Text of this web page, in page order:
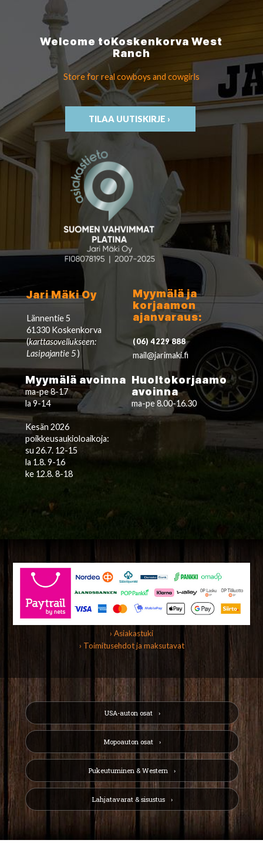
Welcome toKoskenkorvaWest
Ranch
Store for real cowboys and cowgirls
TILAA UUTISKIRJE ›
Jari Mäki Oy
Lännentie 5
61330 Koskenkorva
(karttasovellukseen:
Lasipajantie 5)
Myymälä ja
korjaamon
ajanvaraus:
(06) 4229 888
mail@jarimaki.fi
Myymälä avoinna
ma-pe 8-17
la 9-14
Kesän 2026
poikkeusaukioloaikoja:
su 26.7. 12-15
la 1.8. 9-16
ke 12.8. 8-18
Huoltokorjaamo
avoinna
ma-pe 8.00-16.30
› Asiakastuki
› Toimitusehdot ja maksutavat
USA-auton osat
Mopoauton osat
Pukeutuminen & Western
Lahjatavarat & sisustus